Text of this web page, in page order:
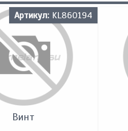
Артикул: KL860194
Винт